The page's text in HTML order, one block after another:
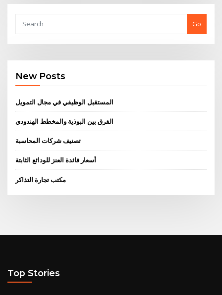
Go
New Posts
المستقبل الوظيفي في مجال التمويل
الفرق بين البوذية والمخطط الهندودي
تصنيف شركات المحاسبة
أسعار فائدة العنز للودائع الثابتة
مكتب تجارة التذاكر
Top Stories